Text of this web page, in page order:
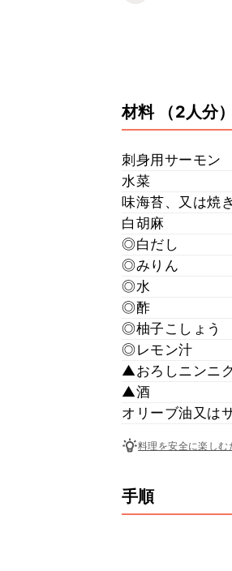
材料 （2人分）
刺身用サーモン
水菜
味海苔、又は焼
白胡麻
◎白だし
◎みりん
◎水
◎酢
◎柚子こしょう
◎レモン汁
▲おろしニンニ
▲酒
オリーブ油又は
料理を安全に楽しむ
手順